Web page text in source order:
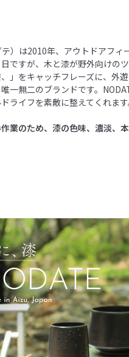
）は2010年、アウトドアフ
ですが、木と漆が野外向けの
」をキャッチフレーズに、外
一無二のブランドです。
ライフを素敵に整えてくれます
業のため、漆の色味、濃淡、